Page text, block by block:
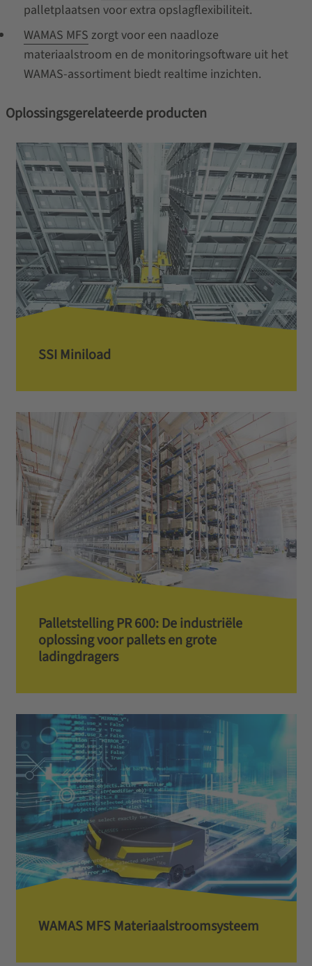
palletplaatsen voor extra opslagflexibiliteit.
WAMAS MFS zorgt voor een naadloze
materiaalstroom en de monitoringsoftware uit het
WAMAS-assortiment biedt realtime inzichten.
Oplossingsgerelateerde producten
SSI Miniload
Palletstelling PR 600: De industriële
oplossing voor pallets en grote
ladingdragers
W­A­M­A­S­ ­M­F­S­ ­M­a­t­e­r­i­a­a­l­s­t­r­o­o­m­s­y­s­t­e­e­m